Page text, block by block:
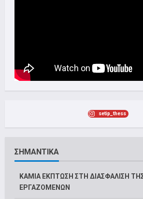
setip_thess
ΣΗΜΑΝΤΙΚΑ
ΚΑΜΙΑ ΕΚΠΤΩΣΗ ΣΤΗ ΔΙΑΣΦΑΛΙΣΗ
ΕΡΓΑΖΟΜΕΝΩΝ